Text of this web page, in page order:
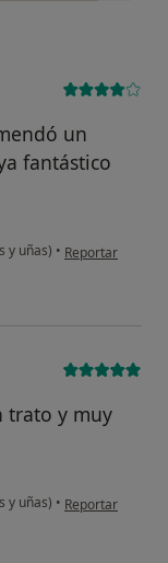
un
fantástico
y uñas) • en opinión del
Reportar
trato y muy
y uñas) • en opinión del
Reportar